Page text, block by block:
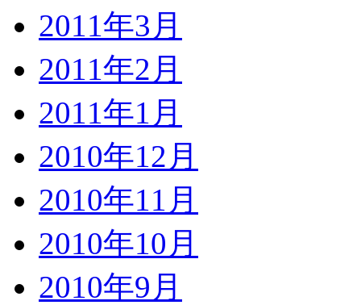
2011年3月
2011年2月
2011年1月
2010年12月
2010年11月
2010年10月
2010年9月